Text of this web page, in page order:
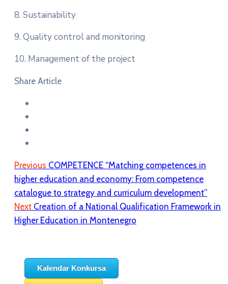
8. Sustainability
9. Quality control and monitoring
10. Management of the project
Share Article
Previous COMPETENCE “Matching competences in
higher education and economy: From competence
catalogue to strategy and curriculum development”
Next Creation of a National Qualification Framework in
Higher Education in Montenegro
Kalendar Konkursa